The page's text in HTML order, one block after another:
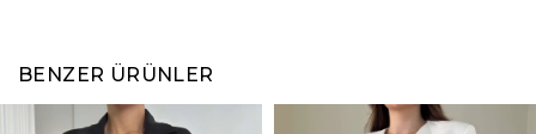
BENZER ÜRÜNLER